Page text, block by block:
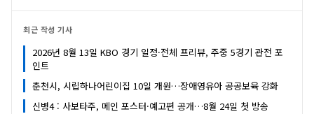
최근 작성 기사
2026년 8월 13일 KBO 경기 일정·전체 프리뷰, 주중 5경기 관전 포
인트
춘천시, 시립하나어린이집 10일 개원…장애영유아 공공보육 강화
신병4 : 사보타주, 메인 포스터·예고편 공개…8월 24일 첫 방송